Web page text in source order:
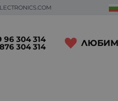
96 304 314
304 314